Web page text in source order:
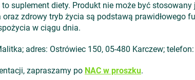
to suplement diety. Produkt nie może być
zdrowy tryb życia są podstawą prawidłowego
w ciągu dnia.
adres: Ostrówiec 150, 05-480 Karczew;
zapraszamy po NAC w proszku.